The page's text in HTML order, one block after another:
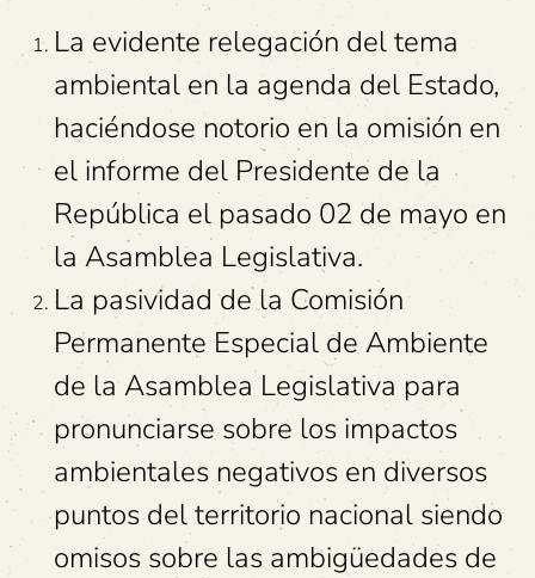
La evidente relegación del tema
ambiental en la agenda del Estado,
haciéndose notorio en la omisión en
el informe del Presidente de la
República el pasado 02 de mayo en
la Asamblea Legislativa.
La pasividad de la Comisión
Permanente Especial de Ambiente
de la Asamblea Legislativa para
pronunciarse sobre los impactos
ambientales negativos en diversos
puntos del territorio nacional siendo
omisos sobre las ambigüedades de